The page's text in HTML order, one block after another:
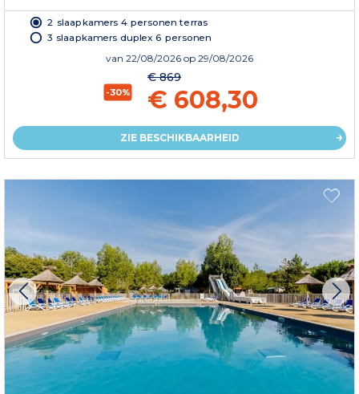
2 slaapkamers 4 personen terras
3 slaapkamers duplex 6 personen
van 22/08/2026 op 29/08/2026
-30%
€ 869
€ 608,30
ZIE BESCHIKBAARHEID